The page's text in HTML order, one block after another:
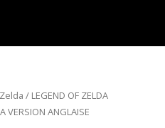
Zelda / LEGEND OF ZELDA
VERSION ANGLAISE